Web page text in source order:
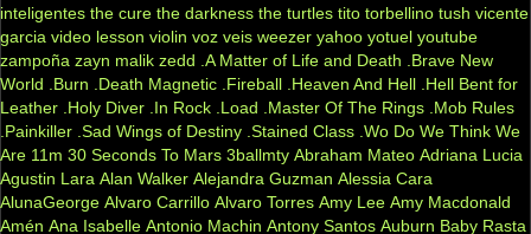
inteligentes the cure the darkness the turtles tito torbellino tush vicente
garcia video lesson violin voz veis weezer yahoo yotuel youtube
zampoña zayn malik zedd .A Matter of Life and Death
.Brave New
World
.Burn .Death Magnetic .Fireball .Heaven And Hell .Hell Bent for
Leather .Holy Diver .In Rock .Load .Master Of The Rings .Mob Rules
.Painkiller .Sad Wings of Destiny .Stained Class .Wo Do We Think We
Are 11m 30 Seconds To Mars 3ballmty Abraham Mateo Adriana Lucia
Agustin Lara Alan Walker Alejandra Guzman Alessia Cara
AlunaGeorge Alvaro Carrillo Alvaro Torres Amy Lee Amy Macdonald
Amén Ana Isabelle Antonio Machin Antony Santos Auburn Baby Rasta